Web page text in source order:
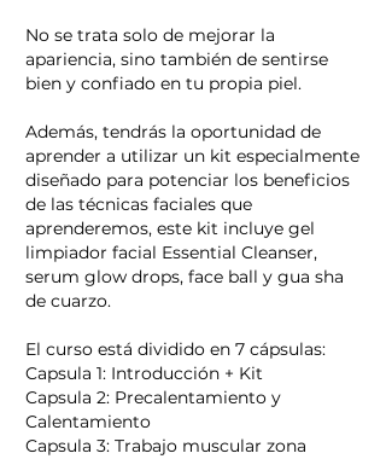
No se trata solo de mejorar la
apariencia, sino también de sentirse
bien y confiado en tu propia piel.
Además, tendrás la oportunidad de
aprender a utilizar un kit especialmente
diseñado para potenciar los beneficios
de las técnicas faciales que
aprenderemos, este kit incluye gel
limpiador facial Essential Cleanser,
serum glow drops, face ball y gua sha
de cuarzo.
El curso está dividido en 7 cápsulas:
Capsula 1: Introducción + Kit
Capsula 2: Precalentamiento y
Calentamiento
Capsula 3: Trabajo muscular zona